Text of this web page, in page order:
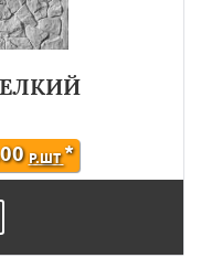
Р.ШТ*